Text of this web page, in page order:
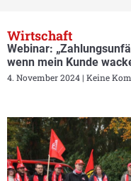
Wirtschaft
Webinar:
wenn mein Kunde
4. November 2024 Keine